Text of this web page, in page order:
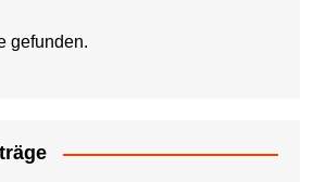
gefunden.